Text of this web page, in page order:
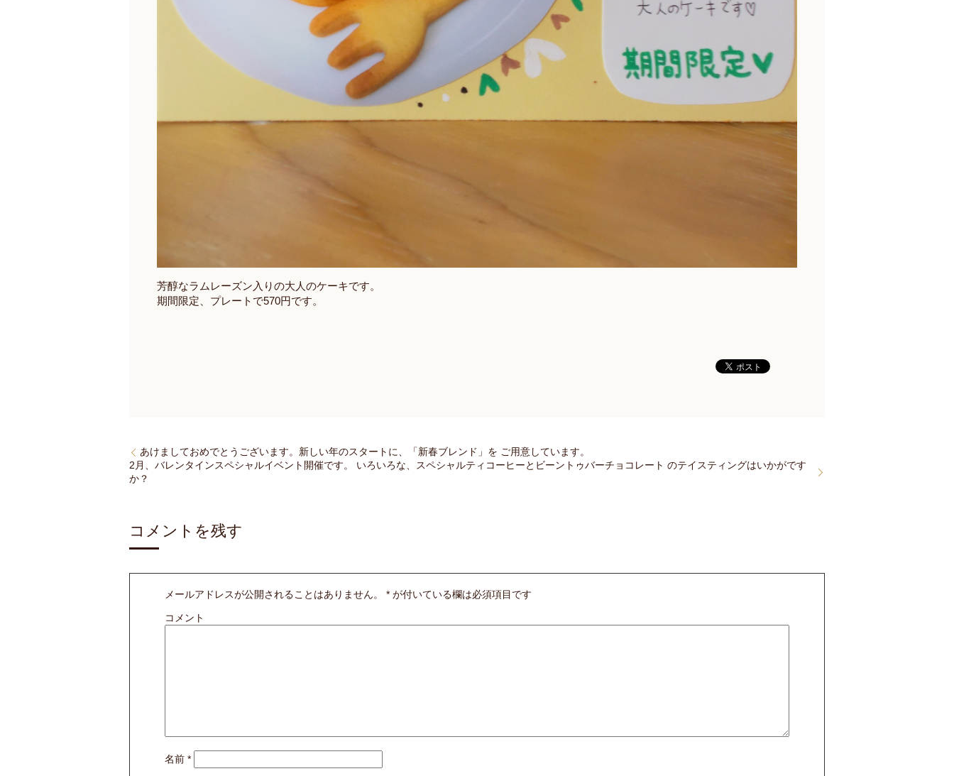
芳醇なラムレーズン入りの大人のケーキです。
期間限定、プレートで570円です。
あけましておめでとうございます。新しい年のスタートに、「新春ブレンド」を ご用意しています。
2月、バレンタインスペシャルイベント開催です。 いろいろな、スペシャルティコーヒーとビーントゥバーチョコレート のテイスティングはいかがです
か？
コメントを残す
メールアドレスが公開されることはありません。 * が付いている欄は必須項目です
コメント
名前 *